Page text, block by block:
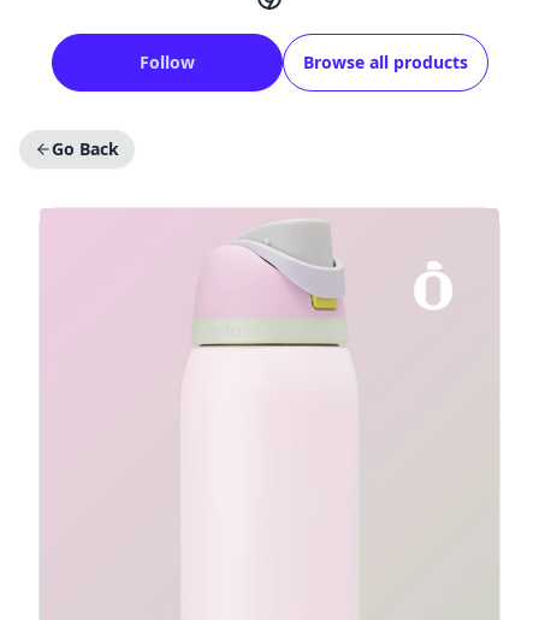
Follow Browse all products
Go Back